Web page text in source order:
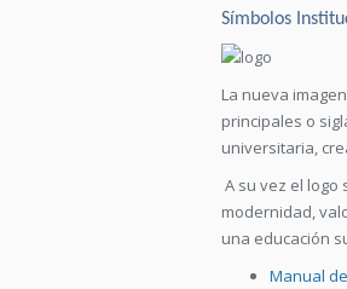
Símbolos
La nueva
principales o
universitaria,
A su vez el logo
modernidad,
una educación
Manual